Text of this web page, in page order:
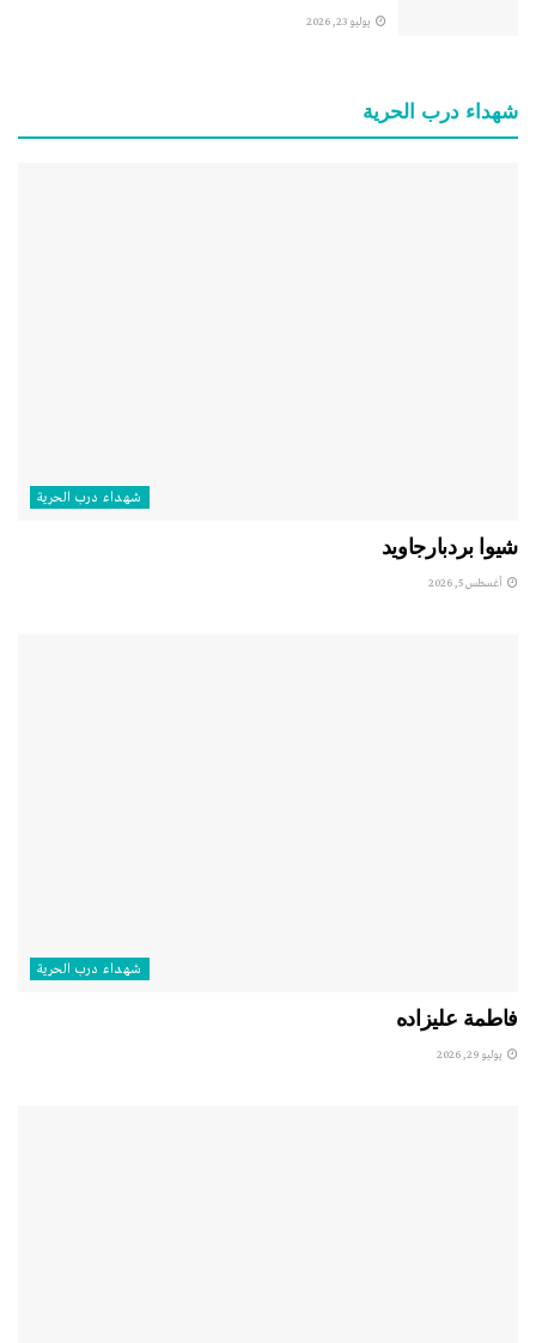
يوليو 23, 2026
شهداء درب الحرية
شهداء درب الحرية
شيوا بردبارجاويد
أغسطس 5, 2026
شهداء درب الحرية
فاطمة عليزاده
يوليو 29, 2026